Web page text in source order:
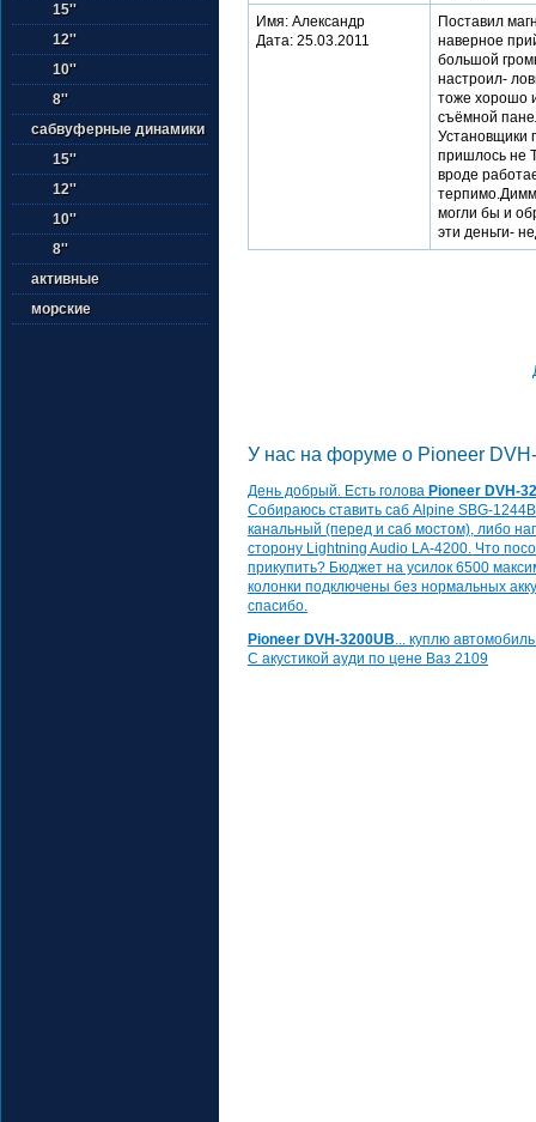
15''
12''
10''
8''
сабвуферные динамики
15''
12''
10''
8''
активные
морские
Имя: Александр
Дата: 25.03.2011
Поставил
наверное
большой
настроил-
тоже хорошо
съёмной
Установщики
пришлось не
вроде
могли бы и
эти деньги-
У нас на форуме о Pioneer
День добрый. Есть голова Pioneer DVH-
Собираюсь ставить саб Alpine SBG-
канальный (перед и саб мостом), либо
сторону Lightning Audio LA-4200. Что
прикупить? Бюджет на усилок 6500
колонки подключены без нормальных
спасибо.
Pioneer DVH-3200UB ... куплю
С акустикой ауди по цене Ваз 2109